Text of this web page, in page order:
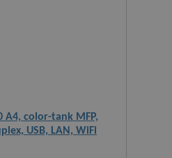
A4, color-tank MFP,
USB, LAN, WiFi